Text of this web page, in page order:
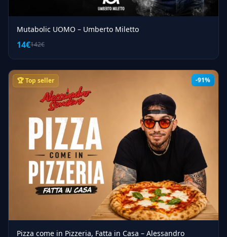
Mutabolic UOMO – Umberto Miletto
14€142€
-91%
🏆 Top seller
Pizza come in Pizzeria, Fatta in Casa – Alessandro